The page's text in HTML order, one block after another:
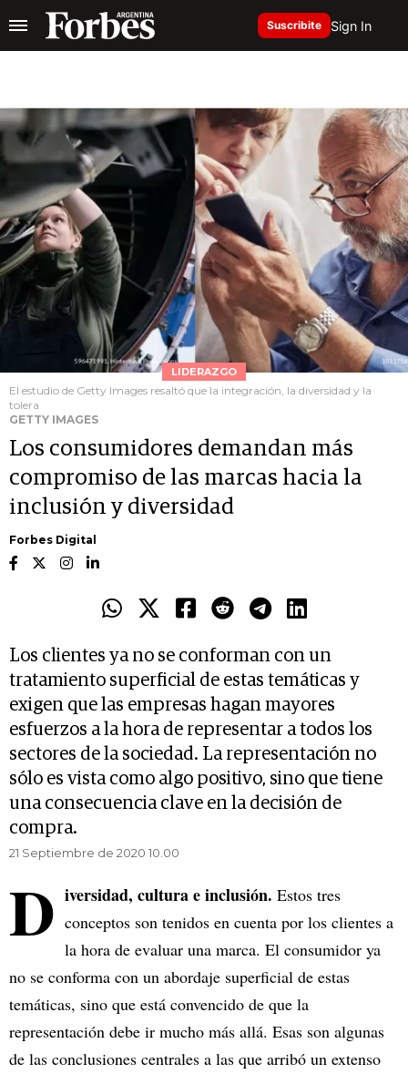
Suscribite Sign In
LIDERAZGO
El estudio de Getty Images resaltó que la integración, la diversidad y la
tolera
GETTY IMAGES
Los consumidores demandan más
compromiso de las marcas hacia la
inclusión y diversidad
Forbes Digital
Los clientes ya no se conforman con un
tratamiento superficial de estas temáticas y
exigen que las empresas hagan mayores
esfuerzos a la hora de representar a todos los
sectores de la sociedad. La representación no
sólo es vista como algo positivo, sino que tiene
una consecuencia clave en la decisión de
compra.
21 Septiembre de 2020 10.00
D iversidad, cultura e inclusión. Estos tres
conceptos son tenidos en cuenta por los clientes a
la hora de evaluar una marca. El consumidor ya
no se conforma con un abordaje superficial de estas
temáticas, sino que está convencido de que la
representación debe ir mucho más allá. Esas son algunas
de las conclusiones centrales a las que arribó un extenso